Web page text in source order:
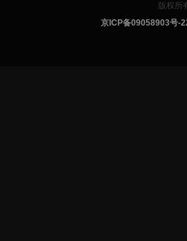
版权所
京ICP备09058903号-